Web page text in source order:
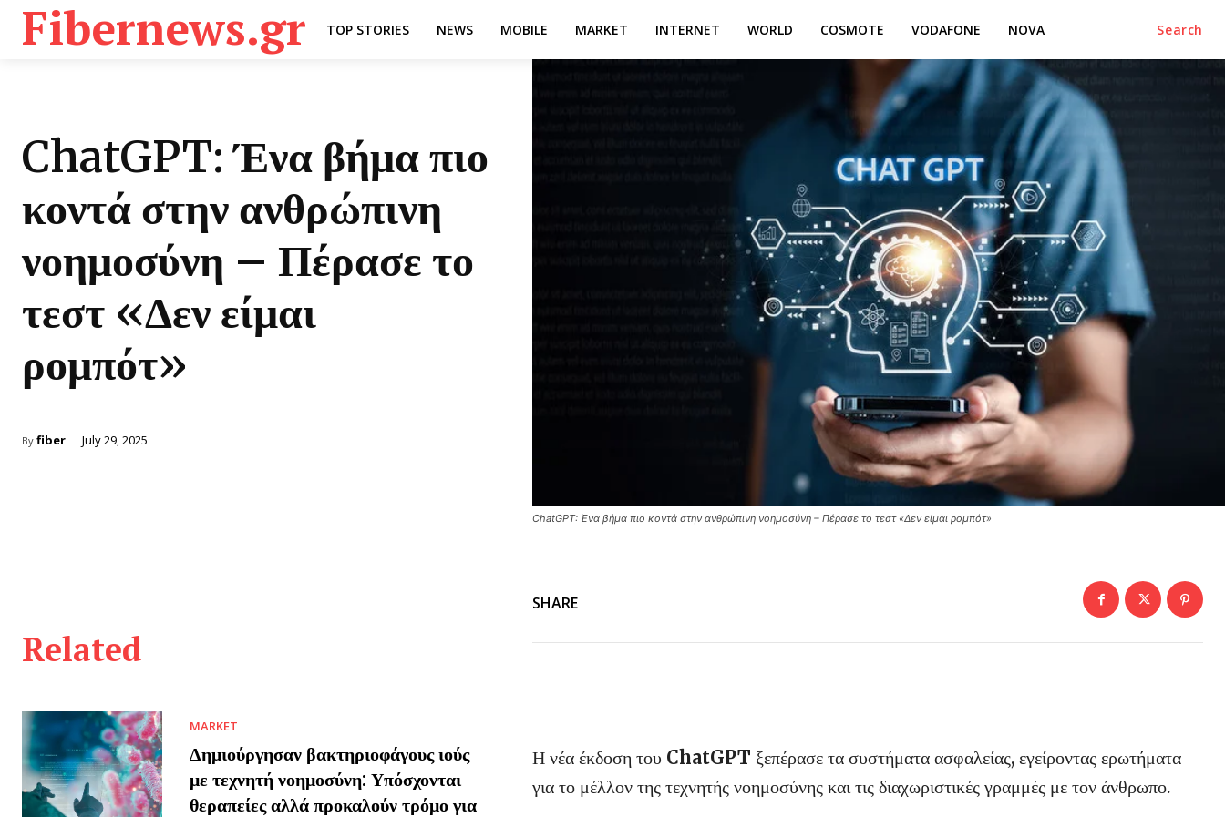
Fibernews.gr TOP STORIES NEWS MOBILE MARKET INTERNET WORLD COSMOTE VODAFONE NOVA Search
ChatGPT: Ένα βήμα πιο
κοντά στην ανθρώπινη
νοημοσύνη – Πέρασε το
τεστ «Δεν είμαι
ρομπότ»
By fiber July 29, 2025
ChatGPT: Ένα βήμα πιο κοντά στην ανθρώπινη νοημοσύνη – Πέρασε το τεστ «Δεν είμαι ρομπότ»
Related
MARKET
Δημιούργησαν βακτηριοφάγους ιούς
με τεχνητή νοημοσύνη: Υπόσχονται
θεραπείες αλλά προκαλούν τρόμο για
SHARE
Η νέα έκδοση του ChatGPT ξεπέρασε τα συστήματα ασφαλείας, εγείροντας ερωτήματα
για το μέλλον της τεχνητής νοημοσύνης και τις διαχωριστικές γραμμές με τον άνθρωπο.